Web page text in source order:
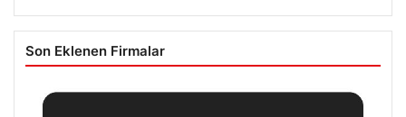
Son Eklenen Firmalar